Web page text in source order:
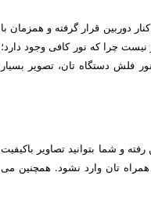
دوربین قرار گرفته و همزمان با
چرا که نور کافی وجود دارد؛
فلش دستگاه تان، تصویر بسیار
و شما بتوانید تصاویر باکیفیت
تان وارد نشود. همچنین می